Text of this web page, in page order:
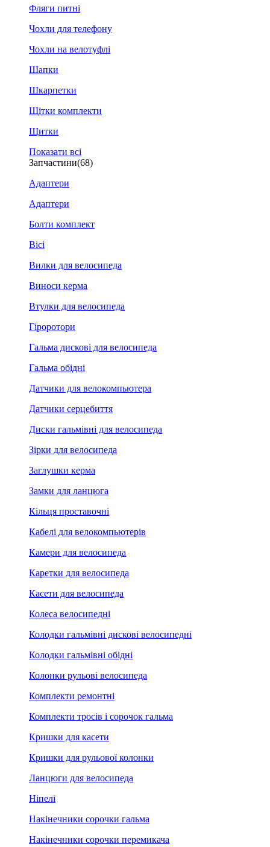
Фляги питні
Чохли для телефону
Чохли на велотуфлі
Шапки
Шкарпетки
Щітки комплекти
Щитки
Показати всі
Запчастини(68)
Адаптери
Адаптери
Болти комплект
Вісі
Вилки для велосипеда
Виноси керма
Втулки для велосипеда
Гіроротори
Гальма дискові для велосипеда
Гальма обідні
Датчики для велокомпьютера
Датчики серцебиття
Диски гальмівні для велосипеда
Зірки для велосипеда
Заглушки керма
Замки для ланцюга
Кільця проставочні
Кабелі для велокомпьютерів
Камери для велосипеда
Каретки для велосипеда
Касети для велосипеда
Колеса велосипедні
Колодки гальмівні дискові велосипедні
Колодки гальмівні обідні
Колонки рульові велосипеда
Комплекти ремонтні
Комплекти тросів і сорочок гальма
Кришки для касети
Кришки для рульової колонки
Ланцюги для велосипеда
Ніпелі
Накінечники сорочки гальма
Накінечники сорочки перемикача